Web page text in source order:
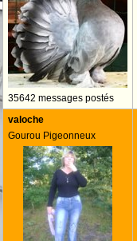
35642 messages postés
valoche
Gourou Pigeonneux